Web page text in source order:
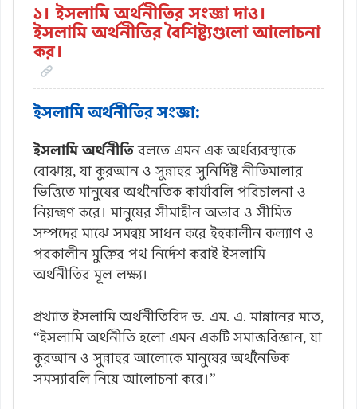
১। ইসলামি অর্থনীতির সংজ্ঞা দাও।
ইসলামি অর্থনীতির বৈশিষ্ট্যগুলো আলোচনা
কর।
ইসলামি অর্থনীতির সংজ্ঞা:
ইসলামি অর্থনীতিবলতে এমন এক অর্থব্যবস্থাকে
বোঝায়, যা কুরআন ও সুন্নাহর সুনির্দিষ্ট নীতিমালার
ভিত্তিতে মানুষের অর্থনৈতিক কার্যাবলি পরিচালনা ও
নিয়ন্ত্রণ করে। মানুষের সীমাহীন অভাব ও সীমিত
সম্পদের মাঝে সমন্বয় সাধন করে ইহকালীন কল্যাণ ও
পরকালীন মুক্তির পথ নির্দেশ করাই ইসলামি
অর্থনীতির মূল লক্ষ্য।
প্রখ্যাত ইসলামি অর্থনীতিবিদ ড. এম. এ. মান্নানের মতে,
“ইসলামি অর্থনীতি হলো এমন একটি সমাজবিজ্ঞান, যা
কুরআন ও সুন্নাহর আলোকে মানুষের অর্থনৈতিক
সমস্যাবলি নিয়ে আলোচনা করে।”